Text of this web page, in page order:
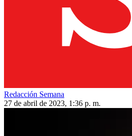
Redacción Semana
27 de abril de 2023, 1:36 p. m.